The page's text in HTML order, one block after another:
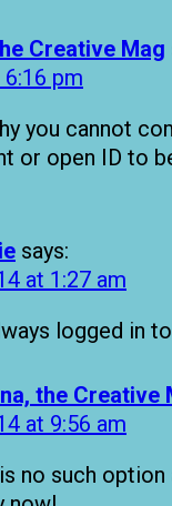
Creative Mag
pm
you cannot
or open ID to
says:
at 1:27 am
logged in
the Creative
at 9:56 am
no such